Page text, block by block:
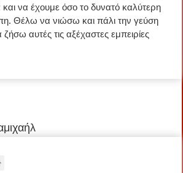
να έχουμε όσο το δυνατό καλύτερη
Θέλω να νιώσω και πάλι την γεύση
ζήσω αυτές τις αξέχαστες εμπειρίες